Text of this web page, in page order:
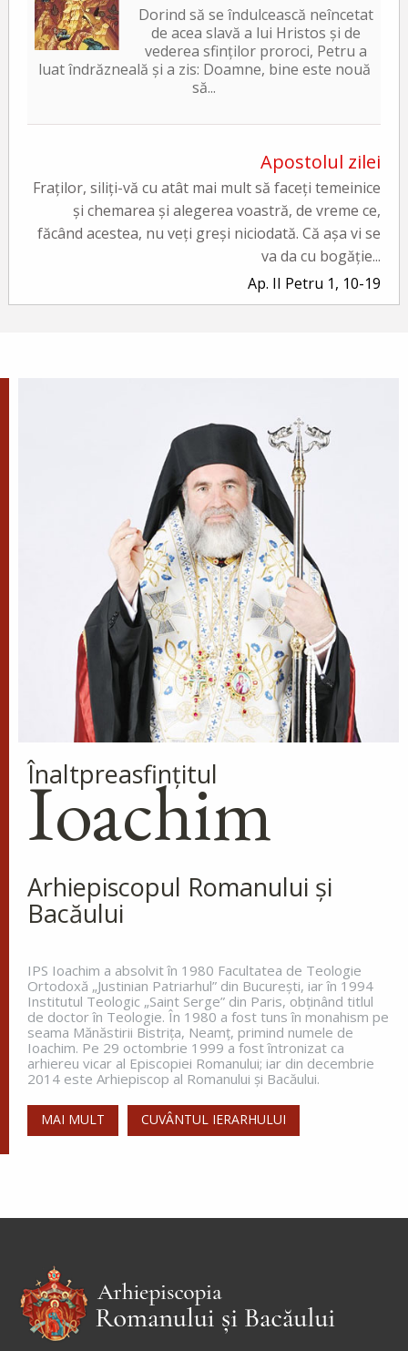
Dorind să se îndulcească neîncetat
de acea slavă a lui Hristos și de
vederea sfinților proroci, Petru a
luat îndrăzneală și a zis: Doamne, bine este nouă
să...
Apostolul zilei
Fraților, siliți-vă cu atât mai mult să faceți temeinice
și chemarea și alegerea voastră, de vreme ce,
făcând acestea, nu veți greși niciodată. Că așa vi se
va da cu bogăție...
Ap. II Petru 1, 10-19
Ev. Matei 17, 1-9
doxologia.ro
Preia articolele Doxologia în site-ul tău!
Înaltpreasfinţitul
Ioachim
Arhiepiscopul Romanului și
Bacăului
IPS Ioachim a absolvit în 1980 Facultatea de Teologie
Ortodoxă „Justinian Patriarhul” din Bucureşti, iar în 1994
Institutul Teologic „Saint Serge” din Paris, obţinând titlul
de doctor în Teologie. În 1980 a fost tuns în monahism pe
seama Mănăstirii Bistriţa, Neamţ, primind numele de
Ioachim. Pe 29 octombrie 1999 a fost întronizat ca
arhiereu vicar al Episcopiei Romanului; iar din decembrie
2014 este Arhiepiscop al Romanului și Bacăului.
MAI MULT CUVÂNTUL IERARHULUI